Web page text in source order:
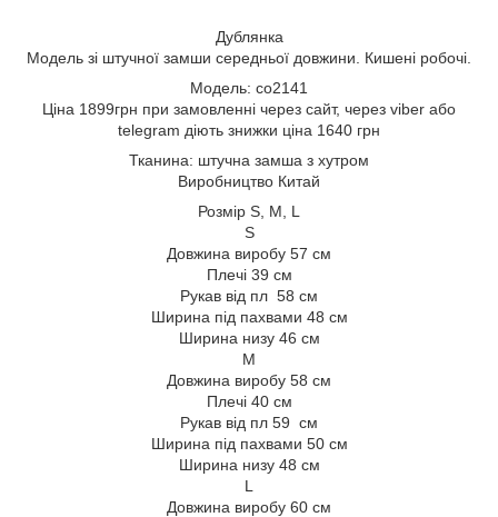
Дублянка
Модель зі штучної замши середньої довжини. Кишені робочі.
Модель: со2141
Ціна 1899грн при замовленні через сайт, через viber або
telegram діють знижки ціна 1640 грн
Тканина: штучна замша з хутром
Виробництво Китай
Розмір S, M, L
S
Довжина виробу 57 см
Плечі 39 см
Рукав від пл 58 см
Ширина під пахвами 48 см
Ширина низу 46 см
М
Довжина виробу 58 см
Плечі 40 см
Рукав від пл 59 см
Ширина під пахвами 50 см
Ширина низу 48 см
L
Довжина виробу 60 см